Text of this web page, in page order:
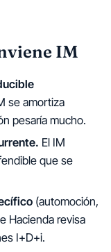
IM
se amortiza
pesaría mucho.
El IM
que se
(automoción,
Hacienda revisa
I+D+i.